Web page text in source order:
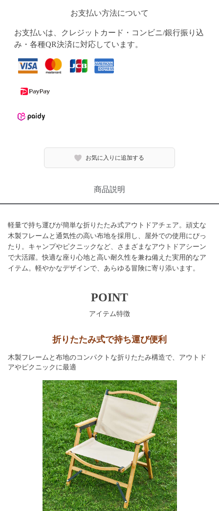
お支払い方法について
お支払いは、クレジットカード・コンビニ/銀行振り込
み・各種QR決済に対応しています。
お気に入りに追加する
商品説明
軽量で持ち運びが簡単な折りたたみ式アウトドアチェア。頑丈な
木製フレームと通気性の高い布地を採用し、屋外での使用にぴっ
たり。キャンプやピクニックなど、さまざまなアウトドアシーン
で大活躍。快適な座り心地と高い耐久性を兼ね備えた実用的なア
イテム。軽やかなデザインで、あらゆる冒険に寄り添います。
POINT
アイテム特徴
折りたたみ式で持ち運び便利
木製フレームと布地のコンパクトな折りたたみ構造で、アウトド
アやピクニックに最適